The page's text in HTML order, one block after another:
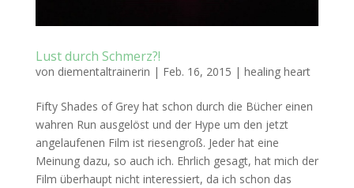
Lust durch Schmerz?!
von diementaltrainerin | Feb. 16, 2015 | healing heart
Fifty Shades of Grey hat schon durch die Bücher einen
wahren Run ausgelöst und der Hype um den jetzt
angelaufenen Film ist riesengroß. Jeder hat eine
Meinung dazu, so auch ich. Ehrlich gesagt, hat mich der
Film überhaupt nicht interessiert, da ich schon das